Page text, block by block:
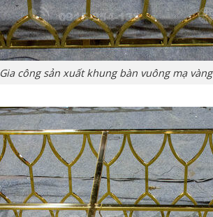
Gia công sản xuất khung bàn vuông mạ vàng